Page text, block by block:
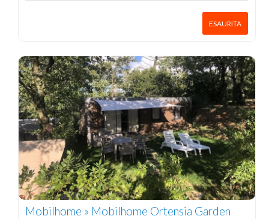
ESAURITA
Mobilhome » Mobilhome Ortensia Garden